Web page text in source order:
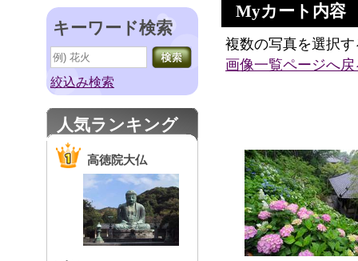
キーワード検索
絞込み検索
人気ランキング
高徳院大仏
Myカート内容
複数の写真を選択
画像一覧ページへ戻